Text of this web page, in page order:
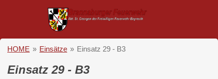
HOME » Einsätze » Einsatz 29 - B3
Einsatz 29 - B3